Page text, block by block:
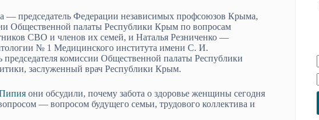
председатель Федерации независимых профсоюзов Крыма,
Общественной палаты Республики Крым по вопросам
СВО и членов их семей, и Наталья Резниченко —
№ 1 Медицинского института имени С. И.
комиссии Общественной палаты Республики
заслуженный врач Республики Крым.
они обсудили, почему забота о здоровье женщины сегодня
— вопросом будущего семьи, трудового коллектива и